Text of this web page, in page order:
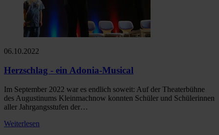
06.10.2022
Herzschlag - ein Adonia-Musical
Im September 2022 war es endlich soweit: Auf der Theaterbühne
des Augustinums Kleinmachnow konnten Schüler und Schülerinnen
aller Jahrgangsstufen der…
Weiterlesen